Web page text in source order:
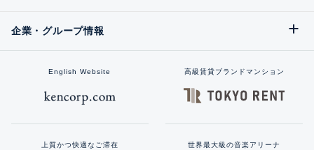
企業・グループ情報
English Website 高級賃貸ブランドマンション
上質かつ快適なご滞在 世界最大級の音楽アリーナ